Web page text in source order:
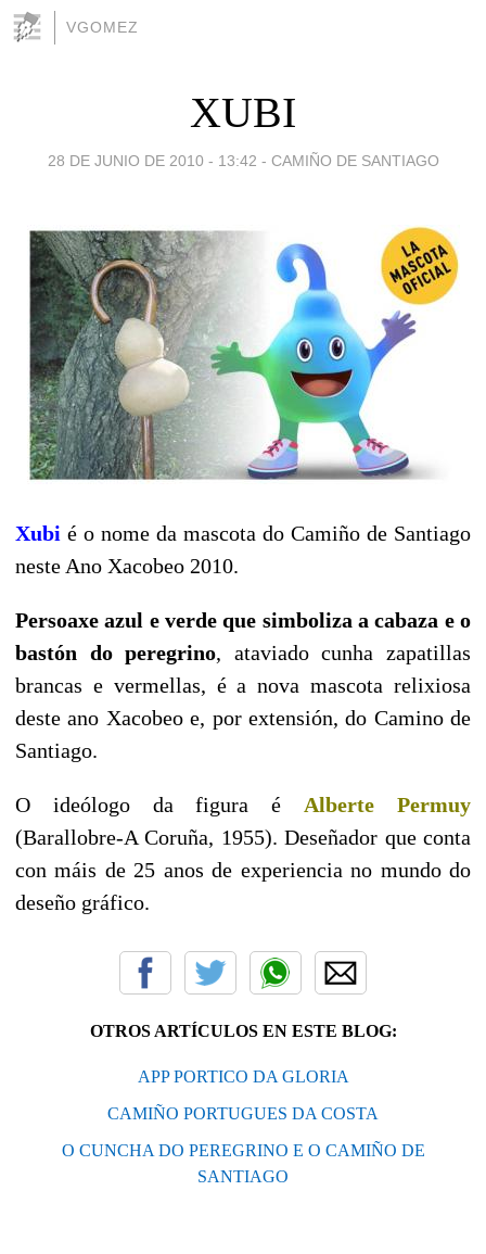
VGOMEZ
XUBI
28 DE JUNIO DE 2010 - 13:42 - CAMIÑO DE SANTIAGO
Xubi é o nome da mascota do Camiño de Santiago
neste Ano Xacobeo 2010.
Persoaxe azul e verde que simboliza a cabaza e o
bastón do peregrino, ataviado cunha zapatillas
brancas e vermellas, é a nova mascota relixiosa
deste ano Xacobeo e, por extensión, do Camino de
Santiago.
O ideólogo da figura é Alberte Permuy
(Barallobre-A Coruña, 1955). Deseñador que conta
con máis de 25 anos de experiencia no mundo do
deseño gráfico.
OTROS ARTÍCULOS EN ESTE BLOG:
APP PORTICO DA GLORIA
CAMIÑO PORTUGUES DA COSTA
O CUNCHA DO PEREGRINO E O CAMIÑO DE
SANTIAGO